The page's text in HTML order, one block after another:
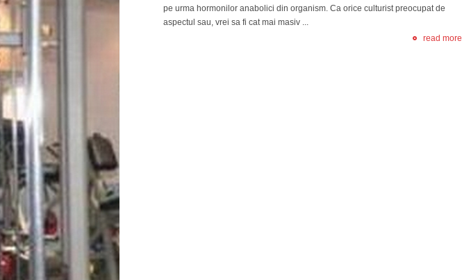
pe urma hormonilor anabolici din organism. Ca orice culturist preocupat de
aspectul sau, vrei sa fi cat mai masiv ...
read more